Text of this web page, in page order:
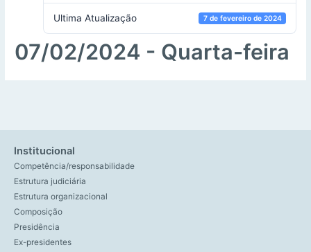
Ultima Atualização 7 de fevereiro de 2024
07/02/2024 - Quarta-feira
Institucional
Competência/responsabilidade
Estrutura judiciária
Estrutura organizacional
Composição
Presidência
Ex-presidentes